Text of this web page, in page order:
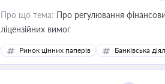
Про що тема: Про регулювання фінансових і платіжних послуг,
ліцензійних вимог
Ринок цінних паперів Банківська